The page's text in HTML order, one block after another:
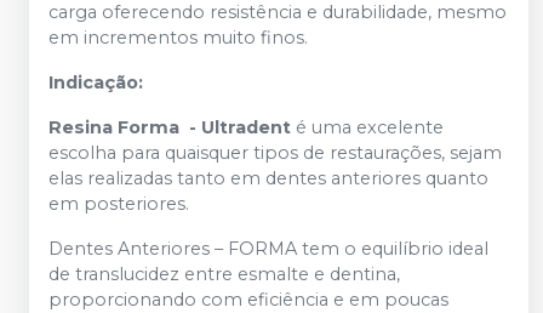
carga oferecendo resistência e durabilidade, mesmo
em incrementos muito finos.
Indicação:
Resina Forma - Ultradent é uma excelente
escolha para quaisquer tipos de restaurações, sejam
elas realizadas tanto em dentes anteriores quanto
em posteriores.
Dentes Anteriores – FORMA tem o equilíbrio ideal
de translucidez entre esmalte e dentina,
proporcionando com eficiência e em poucas